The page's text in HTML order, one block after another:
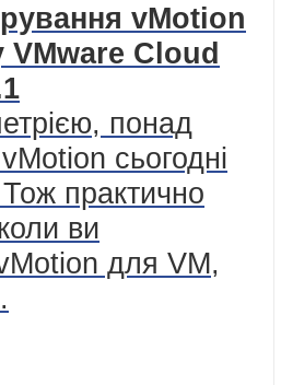
vMotion
VMware Cloud
понад
сьогодні
практично
ви
для VM,